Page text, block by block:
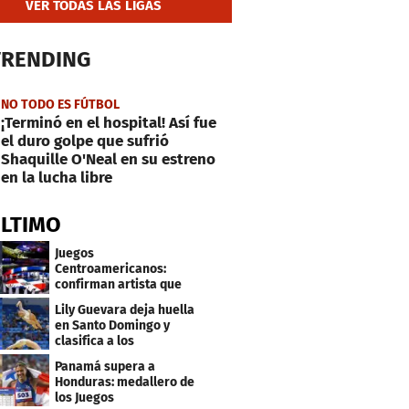
VER TODAS LAS LIGAS
NO TODO ES FÚTBOL
¡Terminó en el hospital! Así fue
el duro golpe que sufrió
Shaquille O'Neal en su estreno
en la lucha libre
Juegos
Centroamericanos:
confirman artista que
cantará en la ceremonia
de clausura
Lily Guevara deja huella
en Santo Domingo y
clasifica a los
Panamericanos de Lima
2027
Panamá supera a
Honduras: medallero de
los Juegos